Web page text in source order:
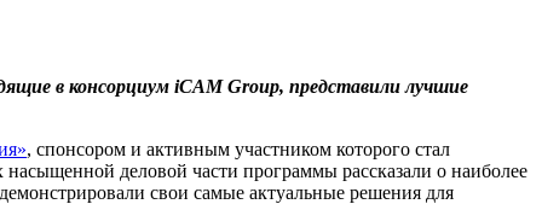
в консорциум iCAM Group, представили лучшие
, спонсором и активным участником которого стал
деловой части программы рассказали о наиболее
свои самые актуальные решения для